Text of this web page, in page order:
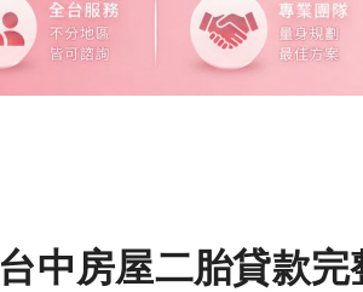
台中房屋二胎貸款完